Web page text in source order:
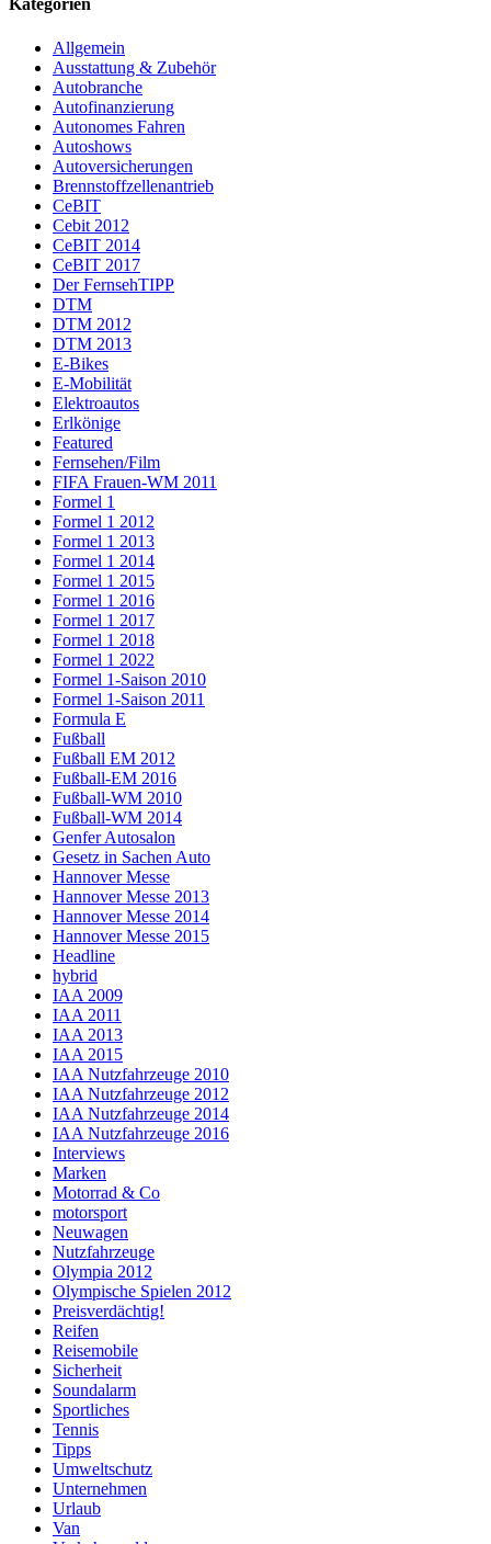
Kategorien
Allgemein
Ausstattung & Zubehör
Autobranche
Autofinanzierung
Autonomes Fahren
Autoshows
Autoversicherungen
Brennstoffzellenantrieb
CeBIT
Cebit 2012
CeBIT 2014
CeBIT 2017
Der FernsehTIPP
DTM
DTM 2012
DTM 2013
E-Bikes
E-Mobilität
Elektroautos
Erlkönige
Featured
Fernsehen/Film
FIFA Frauen-WM 2011
Formel 1
Formel 1 2012
Formel 1 2013
Formel 1 2014
Formel 1 2015
Formel 1 2016
Formel 1 2017
Formel 1 2018
Formel 1 2022
Formel 1-Saison 2010
Formel 1-Saison 2011
Formula E
Fußball
Fußball EM 2012
Fußball-EM 2016
Fußball-WM 2010
Fußball-WM 2014
Genfer Autosalon
Gesetz in Sachen Auto
Hannover Messe
Hannover Messe 2013
Hannover Messe 2014
Hannover Messe 2015
Headline
hybrid
IAA 2009
IAA 2011
IAA 2013
IAA 2015
IAA Nutzfahrzeuge 2010
IAA Nutzfahrzeuge 2012
IAA Nutzfahrzeuge 2014
IAA Nutzfahrzeuge 2016
Interviews
Marken
Motorrad & Co
motorsport
Neuwagen
Nutzfahrzeuge
Olympia 2012
Olympische Spielen 2012
Preisverdächtig!
Reifen
Reisemobile
Sicherheit
Soundalarm
Sportliches
Tennis
Tipps
Umweltschutz
Unternehmen
Urlaub
Van